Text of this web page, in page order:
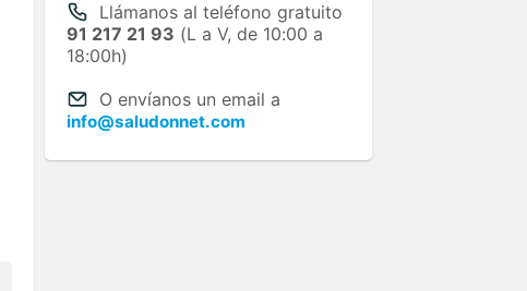
Llámanos al teléfono gratuito
91 217 21 93 (L a V, de 10:00 a
18:00h)
O envíanos un email a
info@saludonnet.com